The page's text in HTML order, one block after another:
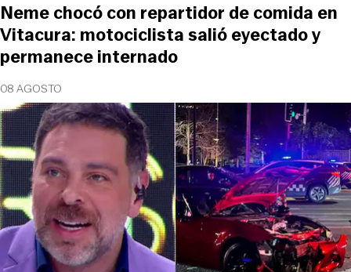
08 AGOSTO
Neme chocó con repartidor de comida en
Vitacura: motociclista salió eyectado y
permanece internado